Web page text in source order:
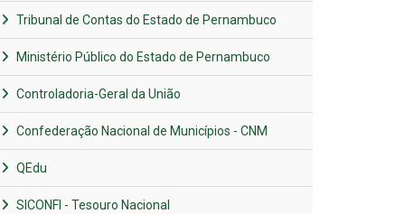
Tribunal de Contas do Estado de Pernambuco
Ministério Público do Estado de Pernambuco
Controladoria-Geral da União
Confederação Nacional de Municípios - CNM
QEdu
SICONFI - Tesouro Nacional